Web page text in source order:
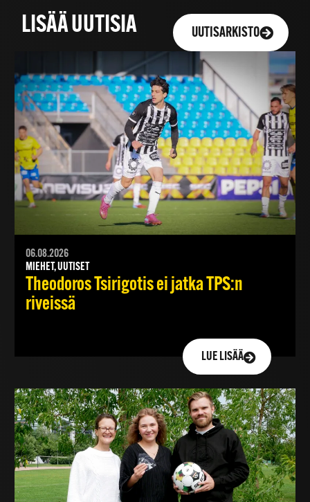
LISÄÄ UUTISIA UUTISARKISTO
06.08.2026
MIEHET, UUTISET
Theodoros Tsirigotis ei jatka TPS:n
riveissä
LUE LISÄÄ